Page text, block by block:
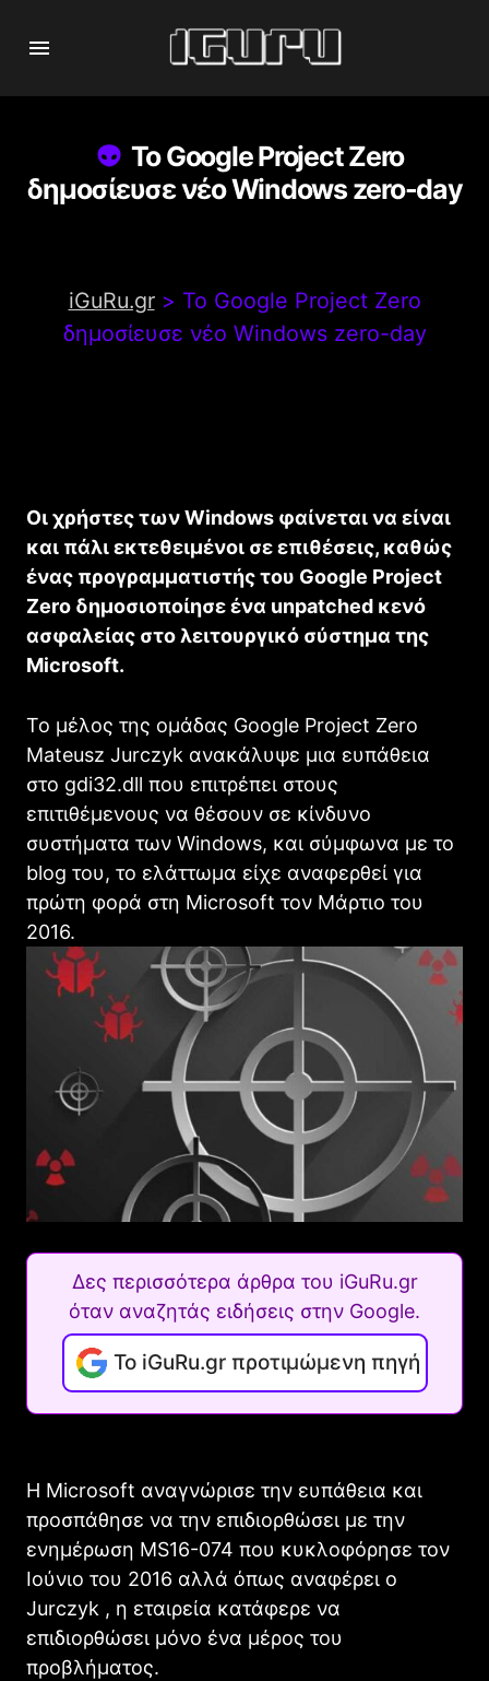
Το Google Project Zero
δημοσίευσε νέο Windows zero-day
iGuRu.gr> Το Google Project Zero
δημοσίευσε νέο Windows zero-day
Οι χρήστες των Windows φαίνεται να είναι
και πάλι εκτεθειμένοι σε επιθέσεις, καθώς
ένας προγραμματιστής του Google Project
Zero δημοσιοποίησε ένα unpatched κενό
ασφαλείας στο λειτουργικό σύστημα της
Microsoft.
To μέλος της ομάδας Google Project Zero
Mateusz Jurczyk ανακάλυψε μια ευπάθεια
στο gdi32.dll που επιτρέπει στους
επιτιθέμενους να θέσουν σε κίνδυνο
συστήματα των Windows, και σύμφωνα με το
blog του, το ελάττωμα είχε αναφερθεί για
πρώτη φορά στη Microsoft τον Μάρτιο του
2016.
Δες περισσότερα άρθρα του iGuRu.gr
όταν αναζητάς ειδήσεις στην Google.
Το iGuRu.gr προτιμώμενη πηγή
Η Microsoft αναγνώρισε την ευπάθεια και
προσπάθησε να την επιδιορθώσει με την
ενημέρωση MS16-074 που κυκλοφόρησε τον
Ιούνιο του 2016 αλλά όπως αναφέρει ο
Jurczyk , η εταιρεία κατάφερε να
επιδιορθώσει μόνο ένα μέρος του
προβλήματος.